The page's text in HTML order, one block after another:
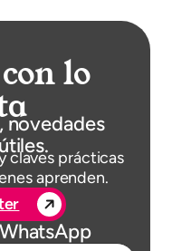
lo
novedades
claves prácticas
aprenden.